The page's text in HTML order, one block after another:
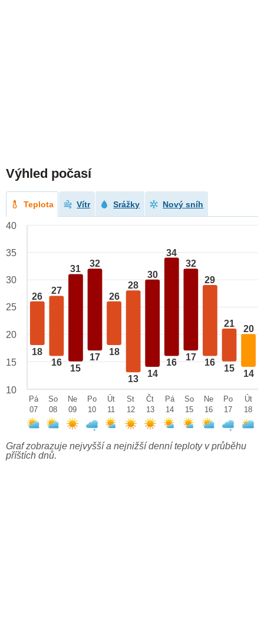
Výhled počasí
Teplota Vítr Srážky Nový sníh
26
18
27
16
31
15
32
17
26
18
28
13
30
14
34
16
32
17
29
16
21
15
20
14
40
35
30
25
20
15
10
Pá
07
So
08
Ne
09
Po
10
Út
11
St
12
Čt
13
Pá
14
So
15
Ne
16
Po
17
Út
18
Graf zobrazuje nejvyšší a nejnižší denní teploty v průběhu
příštích dnů.